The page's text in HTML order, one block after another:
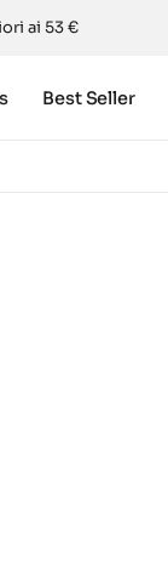
ai 53 €
Best Seller